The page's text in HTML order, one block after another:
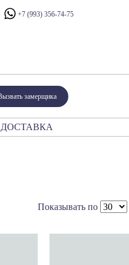
+7 (993) 356-74-75
замерщика
Модерн
ДОСТАВКА
Показывать по